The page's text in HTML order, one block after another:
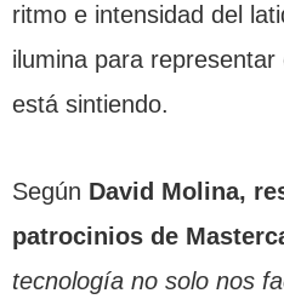
ritmo e intensidad del
ilumina para
está sintiendo.
Según David Molina,
patrocinios de
tecnología no solo nos